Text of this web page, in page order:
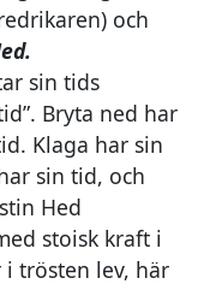
och
sin tids
Bryta ned har
Klaga har sin
sin tid, och
Hed
stoisk kraft i
trösten lev, här